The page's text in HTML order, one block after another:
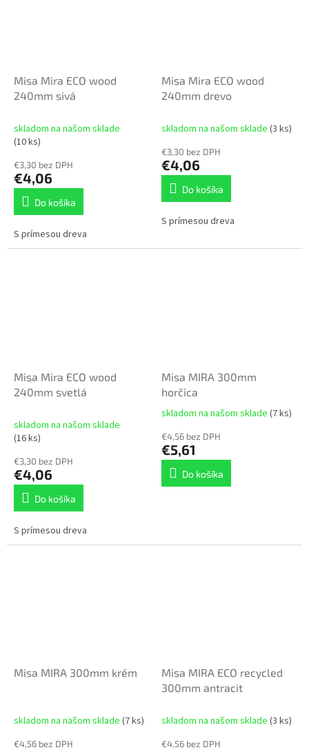
Misa Mira ECO wood
240mm sivá
skladom na našom sklade
(10 ks)
€3,30 bez DPH
€4,06
Do košíka
S prímesou dreva
Misa Mira ECO wood
240mm drevo
skladom na našom sklade (3 ks)
€3,30 bez DPH
€4,06
Do košíka
S prímesou dreva
Misa Mira ECO wood
240mm svetlá
skladom na našom sklade
(16 ks)
€3,30 bez DPH
€4,06
Do košíka
S prímesou dreva
Misa MIRA 300mm
horčica
Priemerné
produktu
je
5,0
skladom na našom sklade (7 ks)
€4,56 bez DPH
€5,61
Do košíka
Misa MIRA 300mm krém
skladom na našom sklade (7 ks)
€4,56 bez DPH
Misa MIRA ECO recycled
300mm antracit
skladom na našom sklade (3 ks)
€4,56 bez DPH